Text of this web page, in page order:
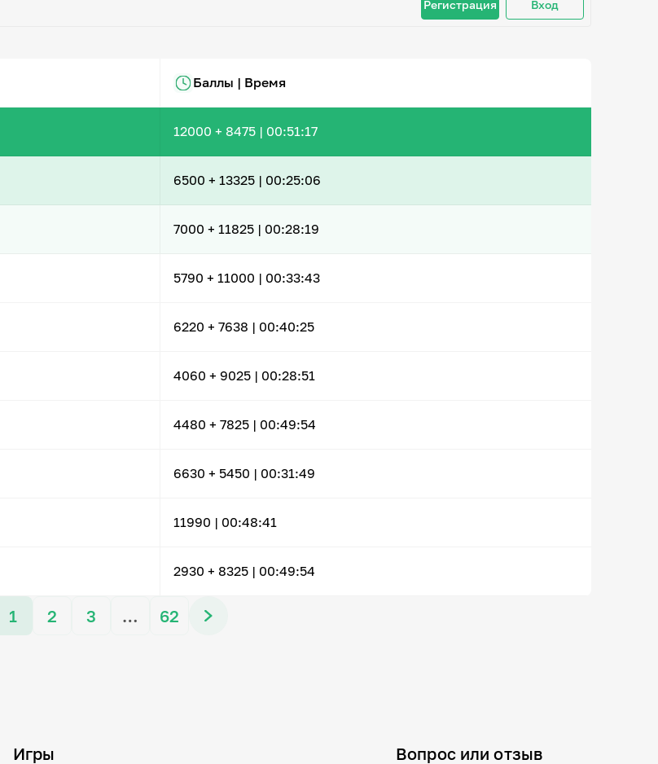
Регистрация Вход
Баллы | Время
12000 + 8475 | 00:51:17
6500 + 13325 | 00:25:06
7000 + 11825 | 00:28:19
5790 + 11000 | 00:33:43
6220 + 7638 | 00:40:25
4060 + 9025 | 00:28:51
4480 + 7825 | 00:49:54
6630 + 5450 | 00:31:49
11990 | 00:48:41
2930 + 8325 | 00:49:54
1 2 3 … 62
Игры
Вопрос или отзыв